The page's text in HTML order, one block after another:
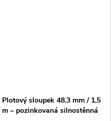
Plotový sloupek 48,3 mm / 1,5
m – pozinkovaná silnostěnná